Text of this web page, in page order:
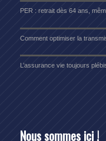
PER : retrait dès 64 ans,
Comment optimiser la
L’assurance vie toujours
Nous sommes ici !